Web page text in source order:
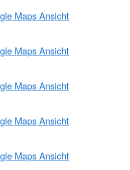
Maps Ansicht
Maps Ansicht
Maps Ansicht
Maps Ansicht
Maps Ansicht